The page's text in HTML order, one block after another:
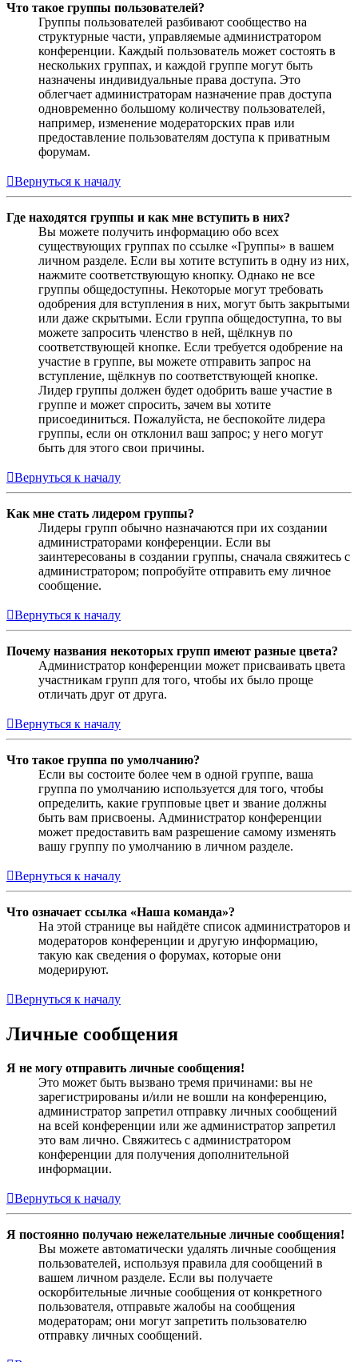
Что такое группы пользователей?
Группы пользователей разбивают сообщество на
структурные части, управляемые администратором
конференции. Каждый пользователь может состоять в
нескольких группах, и каждой группе могут быть
назначены индивидуальные права доступа. Это
облегчает администраторам назначение прав доступа
одновременно большому количеству пользователей,
например, изменение модераторских прав или
предоставление пользователям доступа к приватным
форумам.
Вернуться к началу
Где находятся группы и как мне вступить в них?
Вы можете получить информацию обо всех
существующих группах по ссылке «Группы» в вашем
личном разделе. Если вы хотите вступить в одну из них,
нажмите соответствующую кнопку. Однако не все
группы общедоступны. Некоторые могут требовать
одобрения для вступления в них, могут быть закрытыми
или даже скрытыми. Если группа общедоступна, то вы
можете запросить членство в ней, щёлкнув по
соответствующей кнопке. Если требуется одобрение на
участие в группе, вы можете отправить запрос на
вступление, щёлкнув по соответствующей кнопке.
Лидер группы должен будет одобрить ваше участие в
группе и может спросить, зачем вы хотите
присоединиться. Пожалуйста, не беспокойте лидера
группы, если он отклонил ваш запрос; у него могут
быть для этого свои причины.
Вернуться к началу
Как мне стать лидером группы?
Лидеры групп обычно назначаются при их создании
администраторами конференции. Если вы
заинтересованы в создании группы, сначала свяжитесь с
администратором; попробуйте отправить ему личное
сообщение.
Вернуться к началу
Почему названия некоторых групп имеют разные цвета?
Администратор конференции может присваивать цвета
участникам групп для того, чтобы их было проще
отличать друг от друга.
Вернуться к началу
Что такое группа по умолчанию?
Если вы состоите более чем в одной группе, ваша
группа по умолчанию используется для того, чтобы
определить, какие групповые цвет и звание должны
быть вам присвоены. Администратор конференции
может предоставить вам разрешение самому изменять
вашу группу по умолчанию в личном разделе.
Вернуться к началу
Что означает ссылка «Наша команда»?
На этой странице вы найдёте список администраторов и
модераторов конференции и другую информацию,
такую как сведения о форумах, которые они
модерируют.
Вернуться к началу
Личные сообщения
Я не могу отправить личные сообщения!
Это может быть вызвано тремя причинами: вы не
зарегистрированы и/или не вошли на конференцию,
администратор запретил отправку личных сообщений
на всей конференции или же администратор запретил
это вам лично. Свяжитесь с администратором
конференции для получения дополнительной
информации.
Вернуться к началу
Я постоянно получаю нежелательные личные сообщения!
Вы можете автоматически удалять личные сообщения
пользователей, используя правила для сообщений в
вашем личном разделе. Если вы получаете
оскорбительные личные сообщения от конкретного
пользователя, отправьте жалобы на сообщения
модераторам; они могут запретить пользователю
отправку личных сообщений.